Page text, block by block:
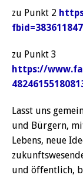
zu Punkt 2
zu Punkt 3
https://
Lasst uns
und Bürgern,
Lebens, neue
und öffentlich,